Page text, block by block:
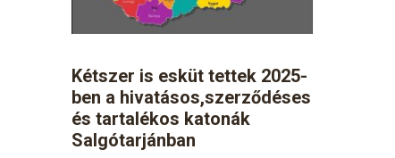
Kétszer is esküt tettek 2025-
ben a hivatásos,szerződéses
és tartalékos katonák
Salgótarjánban